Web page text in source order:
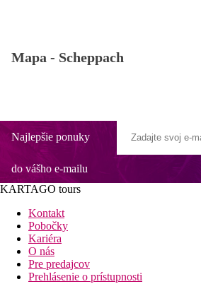
Mapa - Scheppach
Najlepšie ponuky
do vášho e-mailu
KARTAGO tours
Kontakt
Pobočky
Kariéra
O nás
Pre predajcov
Prehlásenie o prístupnosti